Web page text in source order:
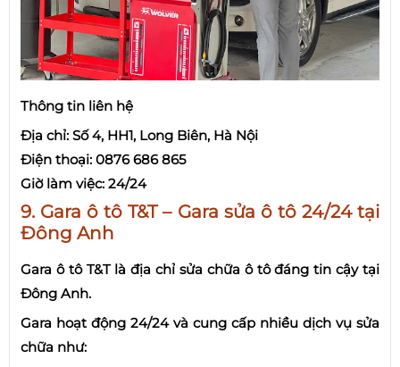
Thông tin liên hệ
Địa chỉ: Số 4, HH1, Long Biên, Hà Nội
Điện thoại: 0876 686 865
Giờ làm việc: 24/24
9. Gara ô tô T&T – Gara sửa ô tô 24/24 tại
Đông Anh
Gara ô tô T&T là địa chỉ sửa chữa ô tô đáng tin cậy tại
Đông Anh.
Gara hoạt động 24/24 và cung cấp nhiều dịch vụ sửa
chữa như: